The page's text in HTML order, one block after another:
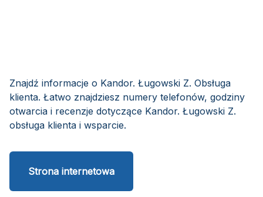
Znajdź informacje o Kandor. Ługowski Z. Obsługa
klienta. Łatwo znajdziesz numery telefonów, godziny
otwarcia i recenzje dotyczące Kandor. Ługowski Z.
obsługa klienta i wsparcie.
Strona internetowa